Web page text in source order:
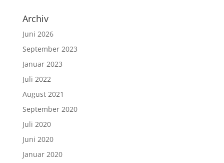
Archiv
Juni 2026
September 2023
Januar 2023
Juli 2022
August 2021
September 2020
Juli 2020
Juni 2020
Januar 2020